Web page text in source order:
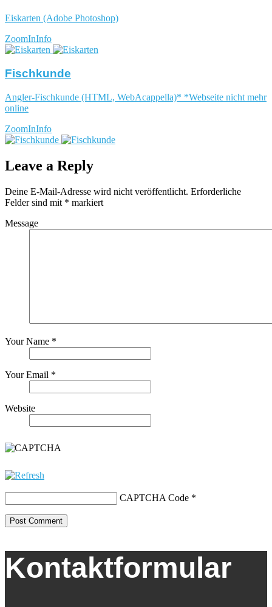
Eiskarten (Adobe Photoshop)
ZoomInInfo
Fischkunde
Angler-Fischkunde (HTML, WebAcappella)* *Webseite nicht mehr
online
ZoomInInfo
Leave a Reply
Deine E-Mail-Adresse wird nicht veröffentlicht. Erforderliche
Felder sind mit * markiert
Message
Your Name *
Your Email *
Website
CAPTCHA Code *
Kontaktformular